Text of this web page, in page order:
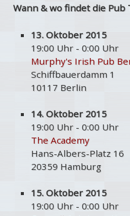
Wann & wo findet die Pub
13. Oktober 2015
19:00 Uhr - 0:00 Uhr
Murphy's Irish Pub
Schiffbauerdamm 1
10117 Berlin
14. Oktober 2015
19:00 Uhr - 0:00 Uhr
The Academy
Hans-Albers-Platz 16
20359 Hamburg
15. Oktober 2015
19:00 Uhr - 0:00 Uhr